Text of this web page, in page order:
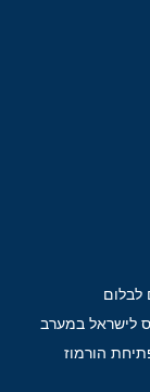
לבלום
לישראל במערב
הורמוז